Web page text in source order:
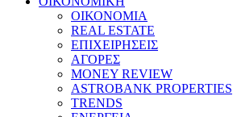
ΟΙΚΟΝΟΜΙΑ
REAL ESTATE
ΕΠΙΧΕΙΡΗΣΕΙΣ
ΑΓΟΡΕΣ
MONEY REVIEW
ASTROBANK PROPERTIES
TRENDS